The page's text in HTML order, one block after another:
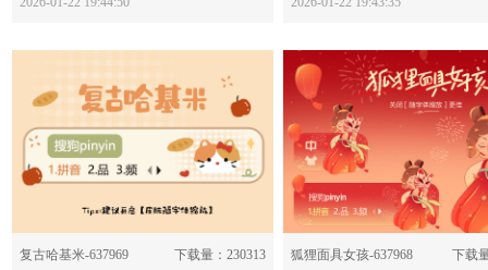
分享：
复古哈基米-637969
下载量：230313
分享：
狐狸面具女孩-637968
下载